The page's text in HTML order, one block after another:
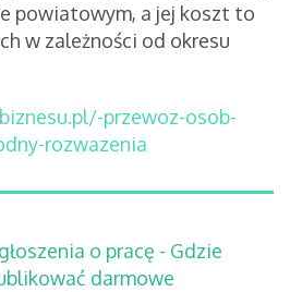
powiatowym, a jej koszt to
w zależności od okresu
przewoz-osob-
rozwazenia
o pracę - Gdzie
darmowe